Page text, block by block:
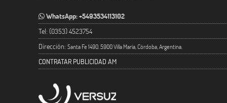
WhatsApp: +5493534113102
Tel: (0353) 4523754
Dirección: Santa Fe 1490. 5900 Villa María, Córdoba, Argentina.
CONTRATAR PUBLICIDAD AM